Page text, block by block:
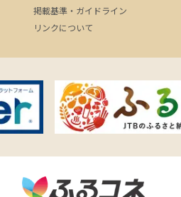
掲載基準・ガイドライン
リンクについて